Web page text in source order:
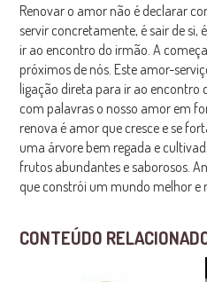
Renovar o amor não é declarar
servir concretamente, é sair de si,
ir ao encontro do irmão. A
próximos de nós. Este amor-
ligação direta para ir ao encontro
com palavras o nosso amor em
renova é amor que cresce e se
uma árvore bem regada e
frutos abundantes e saborosos.
que constrói um mundo melhor e
CONTEÚDO